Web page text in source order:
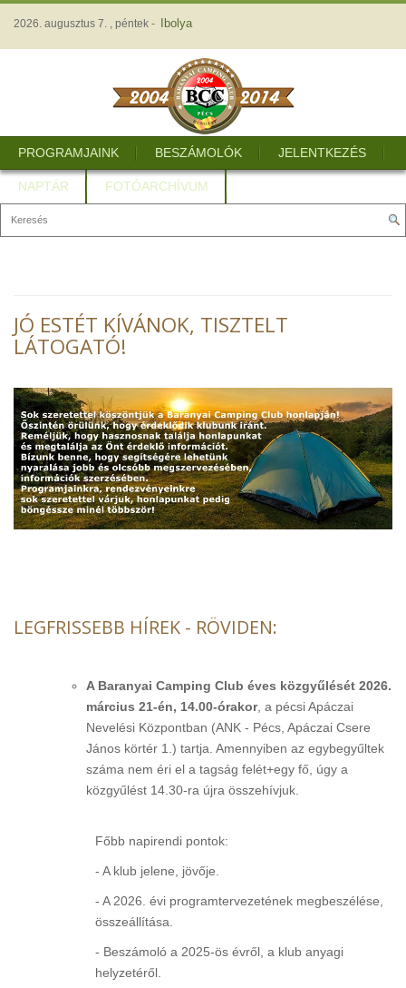
2026. augusztus 7. , péntek - Ibolya
PROGRAMJAINK BESZÁMOLÓK JELENTKEZÉS
NAPTÁR FOTÓARCHÍVUM
JÓ ESTÉT KÍVÁNOK, TISZTELT
LÁTOGATÓ!
LEGFRISSEBB HÍREK - RÖVIDEN:
A Baranyai Camping Club éves közgyűlését 2026.
március 21-én, 14.00-órakor, a pécsi Apáczai
Nevelési Központban (ANK - Pécs, Apáczai Csere
János körtér 1.) tartja. Amennyiben az egybegyűltek
száma nem éri el a tagság felét+egy fő, úgy a
közgyűlést 14.30-ra újra összehívjuk.
Főbb napirendi pontok:
- A klub jelene, jövője.
- A 2026. évi programtervezetének megbeszélése,
összeállítása.
- Beszámoló a 2025-ös évről, a klub anyagi
helyzetéről.